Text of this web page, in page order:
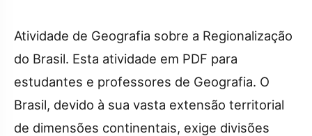
Atividade de Geografia sobre a Regionalização
do Brasil. Esta atividade em PDF para
estudantes e professores de Geografia. O
Brasil, devido à sua vasta extensão territorial
de dimensões continentais, exige divisões